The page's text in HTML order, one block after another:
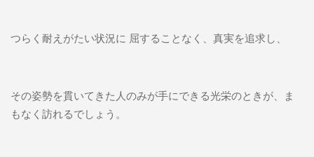
つらく耐えがたい状況に 屈することなく、真実を追求し、
その姿勢を貫いてきた人のみが手にできる光栄のときが、ま
もなく訪れるでしょう。